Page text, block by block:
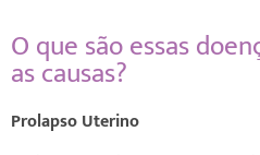
O que são essas
as causas?
Prolapso Uterino